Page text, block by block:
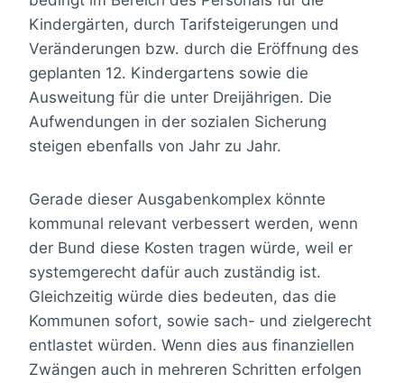
Kindergärten, durch Tarifsteigerungen und
Veränderungen bzw. durch die Eröffnung des
geplanten 12. Kindergartens sowie die
Ausweitung für die unter Dreijährigen. Die
Aufwendungen in der sozialen Sicherung
steigen ebenfalls von Jahr zu Jahr.
Gerade dieser Ausgabenkomplex könnte
kommunal relevant verbessert werden, wenn
der Bund diese Kosten tragen würde, weil er
systemgerecht dafür auch zuständig ist.
Gleichzeitig würde dies bedeuten, das die
Kommunen sofort, sowie sach- und zielgerecht
entlastet würden. Wenn dies aus finanziellen
Zwängen auch in mehreren Schritten erfolgen